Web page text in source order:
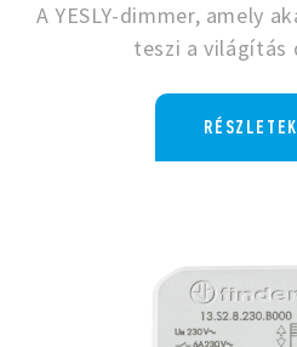
A YESLY-dimmer, amely
teszi a világítás
RÉSZLETEK